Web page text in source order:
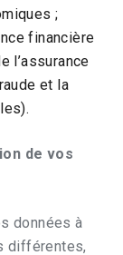
;
financière
l’assurance
et la
de vos
données à
différentes,